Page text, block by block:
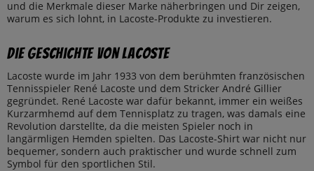
und die Merkmale dieser Marke näherbringen und Dir zeigen,
warum es sich lohnt, in Lacoste-Produkte zu investieren.
Die Geschichte von Lacoste
Lacoste wurde im Jahr 1933 von dem berühmten französischen
Tennisspieler René Lacoste und dem Stricker André Gillier
gegründet. René Lacoste war dafür bekannt, immer ein weißes
Kurzarmhemd auf dem Tennisplatz zu tragen, was damals eine
Revolution darstellte, da die meisten Spieler noch in
langärmligen Hemden spielten. Das Lacoste-Shirt war nicht nur
bequemer, sondern auch praktischer und wurde schnell zum
Symbol für den sportlichen Stil.